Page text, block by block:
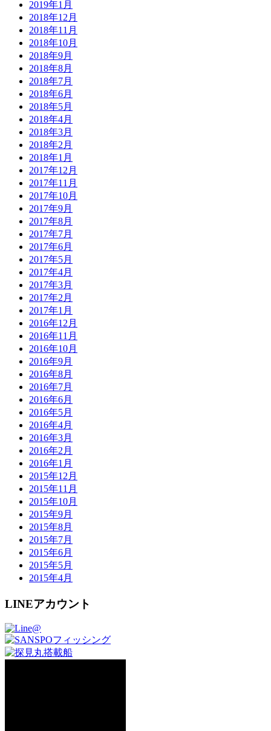
2019年1月
2018年12月
2018年11月
2018年10月
2018年9月
2018年8月
2018年7月
2018年6月
2018年5月
2018年4月
2018年3月
2018年2月
2018年1月
2017年12月
2017年11月
2017年10月
2017年9月
2017年8月
2017年7月
2017年6月
2017年5月
2017年4月
2017年3月
2017年2月
2017年1月
2016年12月
2016年11月
2016年10月
2016年9月
2016年8月
2016年7月
2016年6月
2016年5月
2016年4月
2016年3月
2016年2月
2016年1月
2015年12月
2015年11月
2015年10月
2015年9月
2015年8月
2015年7月
2015年6月
2015年5月
2015年4月
LINEアカウント